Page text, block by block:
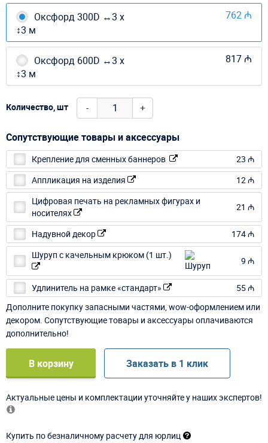
Оксфорд 300D ↔3 х
↕3 м
762 ₼
Оксфорд 600D ↔3 х
↕3 м
817 ₼
Количество, шт - +
Сопутствующие товары и аксессуары
Крепление для сменных баннеров
23 ₼
Аппликация на изделия
12 ₼
Цифровая печать на рекламных фигурах и
носителях
21 ₼
Надувной декор
174 ₼
Шуруп с качельным крюком (1 шт.)
9 ₼
Удлинитель на рамке «стандарт»
55 ₼
Дополните покупку запасными частями, wow-оформлением или
декором. Сопутствующие товары и аксессуары оплачиваются
дополнительно!
В корзину Заказать в 1 клик
Актуальные цены и комплектации уточняйте у наших экспертов!
Купить по безналичному расчету для юрлиц